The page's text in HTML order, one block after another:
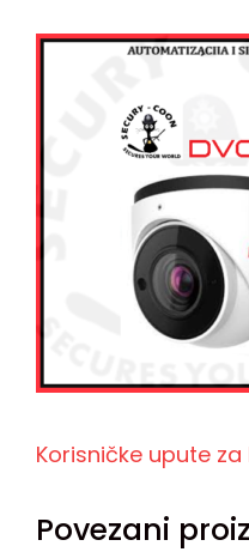
Korisničke upute za
Povezani